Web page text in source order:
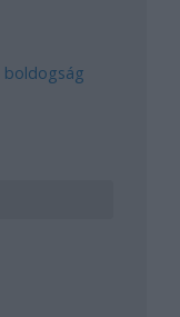
boldogság